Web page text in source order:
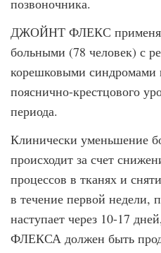
позвоночника.
ДЖОЙНТ ФЛЕКС
больными (78 человек) с
корешковыми синдромами
пояснично-крестцового
периода.
Клинически уменьшение
происходит за счет
процессов в тканях и
в течение первой недели,
наступает через 10-17
ФЛЕКСА должен быть